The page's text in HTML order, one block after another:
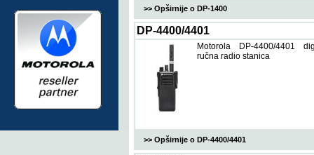
>> Opširnije o DP-1400
DP-4400/4401
Motorola DP-4400/4401
ručna radio stanica
>> Opširnije o DP-4400/4401